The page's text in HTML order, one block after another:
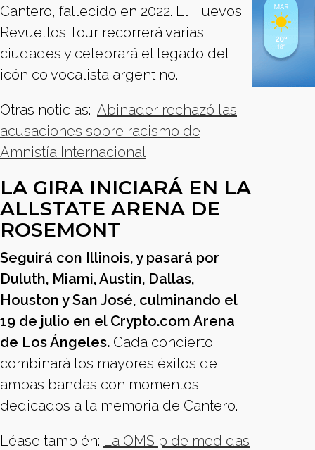
Cantero, fallecido en 2022. El Huevos
Revueltos Tour recorrerá varias
ciudades y celebrará el legado del
icónico vocalista argentino.
Otras noticias: Abinader rechazó las
acusaciones sobre racismo de
Amnistía Internacional
LA GIRA INICIARÁ EN LA
ALLSTATE ARENA DE
ROSEMONT
Seguirá con Illinois, y pasará por
Duluth, Miami, Austin, Dallas,
Houston y San José, culminando el
19 de julio en el Crypto.com Arena
de Los Ángeles. Cada concierto
combinará los mayores éxitos de
ambas bandas con momentos
dedicados a la memoria de Cantero.
Léase también: La OMS pide medidas